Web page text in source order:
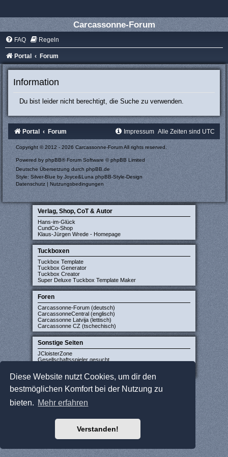
Diese Website nutzt Cookies, um dir den
bestmöglichen Komfort bei der Nutzung zu
bieten. Mehr erfahren
Verstanden!
Carcassonne-Forum
FAQ Regeln
Portal Forum
Information
Du bist leider nicht berechtigt, die Suche zu verwenden.
Portal Forum Alle Zeiten sind UTC
Impressum
Copyright © 2012 - 2026 Carcassonne-Forum All rights reserved.
Powered by phpBB® Forum Software © phpBB Limited
Deutsche Übersetzung durch phpBB.de
Style: Silver-Blue by Joyce&LunaphpBB-Style-Design
Datenschutz | Nutzungsbedingungen
Verlag, Shop, CoT & Autor
Hans-im-Glück
CundCo-Shop
Klaus-Jürgen Wrede - Homepage
Tuckboxen
Tuckbox Template
Tuckbox Generator
Tuckbox Creator
Super Deluxe Tuckbox Template Maker
Foren
Carcassonne-Forum (deutsch)
CarcassonneCentral (englisch)
Carcassonne Latvija (lettisch)
Carcassonne CZ (tschechisch)
Sonstige Seiten
JCloisterZone
Gesellschaftsspieler gesucht